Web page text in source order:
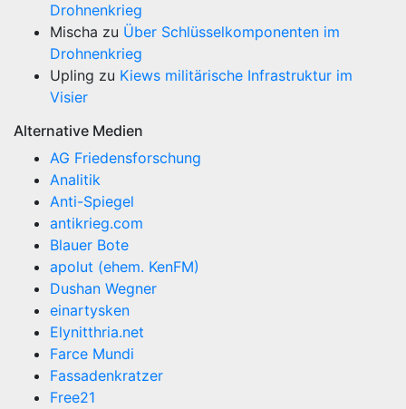
Drohnenkrieg
Mischa zu Über Schlüsselkomponenten im
Drohnenkrieg
Upling zu Kiews militärische Infrastruktur im
Visier
Alternative Medien
AG Friedensforschung
Analitik
Anti-Spiegel
antikrieg.com
Blauer Bote
apolut (ehem. KenFM)
Dushan Wegner
einartysken
Elynitthria.net
Farce Mundi
Fassadenkratzer
Free21